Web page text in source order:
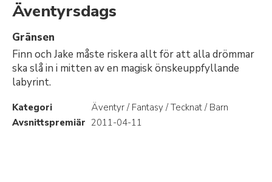
Äventyrsdags
Gränsen
Finn och Jake måste riskera allt för att alla drömmar
ska slå in i mitten av en magisk önskeuppfyllande
labyrint.
Kategori
Äventyr / Fantasy / Tecknat / Barn
Avsnittspremiär 2011-04-11